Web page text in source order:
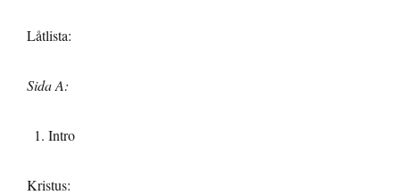
Låtlista:
Sida A:
Intro
Kristus: